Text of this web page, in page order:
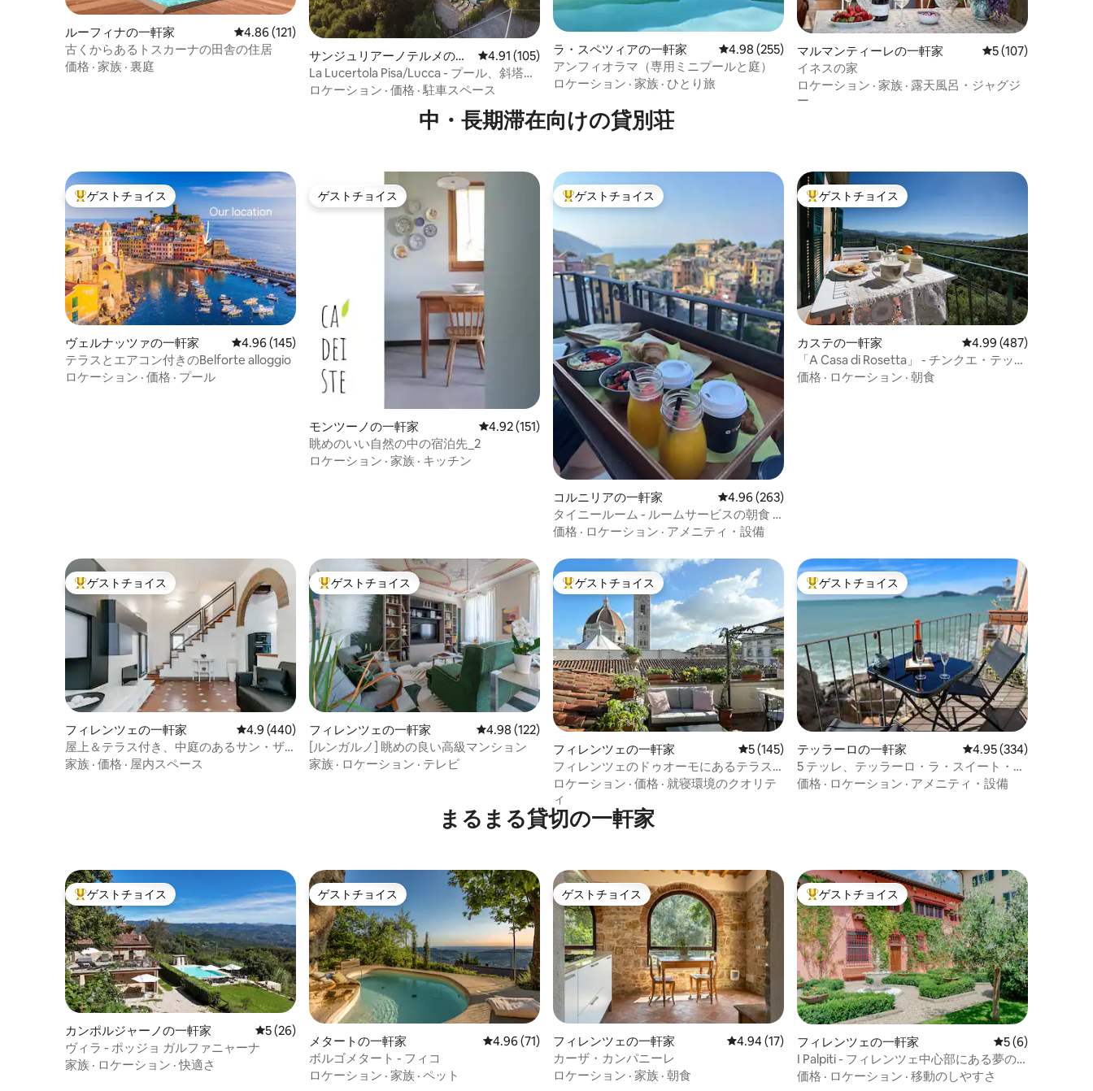
ルーフィナの一軒家 レビュー121件、5つ星中4.86つ星の平均評価
4.86 (121)
古くからあるトスカーナの田舎の住居
価格 · 家族 · 裏庭
サンジュリアーノテルメの一
軒家
レビュー105件、5つ星中4.91つ星の平均評価
4.91 (105)
La Lucertola Pisa/Lucca - プール、斜塔の
眺め
ロケーション · 価格 ·駐車スペース
ラ・スペツィアの一軒家 レビュー255件、5つ星中4.98つ星の平均評価
4.98 (255)
アンフィオラマ（専用ミニプールと庭）
ロケーション · 家族 · ひとり旅
マルマンティーレの一軒家 レビュー107件、5
5 (107)
イネスの家
ロケーション · 家族 · 露天風呂・ジャグジ
ー
中・長期滞在向けの貸別荘
大好評のゲストチョイスです。
ゲストチョイス
ヴェルナッツァの一軒家 レビュー145件、5つ星中4.96つ星の平均評価
4.96 (145)
テラスとエアコン付きのBelforte alloggio
ロケーション · 価格 · プール
ゲストチョイス
ゲストチョイス
モンツーノの一軒家 レビュー151件、5つ星中4.92つ星の平均評価
4.92 (151)
眺めのいい自然の中の宿泊先_2
ロケーション · 家族 · キッチン
大好評のゲストチョイスです。
ゲストチョイス
コルニリアの一軒家 レビュー263件、5つ星中4.96つ星の平均評価
4.96 (263)
タイニールーム - ルームサービスの朝食 -
駅から5分
価格 · ロケーション · アメニティ・設備
大好評のゲストチョイスです。
ゲストチョイス
カステの一軒家 レビュー487件、5つ
4.99 (487)
「A Casa di Rosetta」 - チンクエ・テッレ
周辺
価格 · ロケーション · 朝食
大好評のゲストチョイスです。
ゲストチョイス
フィレンツェの一軒家 レビュー440件、5つ星中4.9つ星の平均評価
4.9 (440)
屋上＆テラス付き、中庭のあるサン・ザ
ノビの一軒家
家族 · 価格 · 屋内スペース
大好評のゲストチョイスです。
ゲストチョイス
フィレンツェの一軒家 レビュー122件、5つ星中4.98つ星の平均評価
4.98 (122)
[ルンガルノ] 眺めの良い高級マンション
家族 · ロケーション · テレビ
大好評のゲストチョイスです。
ゲストチョイス
フィレンツェの一軒家 レビュー145件、5つ星中5つ星の平均評価
5 (145)
フィレンツェのドゥオーモにあるテラス
付きペントハウス
ロケーション · 価格 · 就寝環境のクオリテ
ィ
大好評のゲストチョイスです。
ゲストチョイス
テッラーロの一軒家 レビュー334件、5つ
4.95 (334)
5 テッレ、テッラーロ・ラ・スイート・ス
ル・マーレ
価格 · ロケーション · アメニティ・設備
まるまる貸切の一軒家
大好評のゲストチョイスです。
ゲストチョイス
カンポルジャーノの一軒家 レビュー26件、5つ星中5つ星の平均評価
5 (26)
ヴィラ - ポッジョ ガルファニャーナ
家族 · ロケーション ·快適さ
ゲストチョイス
ゲストチョイス
メタートの一軒家 レビュー71件、5つ星中4.96つ星の平均評価
4.96 (71)
ボルゴメタート - フィコ
ロケーション · 家族 · ペット
ゲストチョイス
ゲストチョイス
フィレンツェの一軒家 レビュー17件、5つ星中4.94つ星の平均評価
4.94 (17)
カーザ・カンパニーレ
ロケーション · 家族 · 朝食
大好評のゲストチョイスです。
ゲストチョイス
フィレンツェの一軒家 レビュー6件、5
5 (6)
I Palpiti - フィレンツェ中心部にある夢の
ヴィラ
価格 · ロケーション · 移動のしやすさ